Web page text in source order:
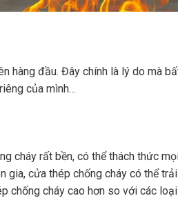
hàng đầu. Đây chính là lý do mà
của mình…
cháy rất bền, có thể thách thức
gia, cửa thép chống cháy có thể
chống cháy cao hơn so với các